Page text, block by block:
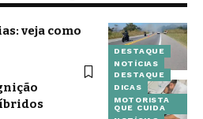
DESTAQUE
NOTÍCIAS
veja como
DESTAQUE
DICAS
MOTORISTA
QUE CUIDA